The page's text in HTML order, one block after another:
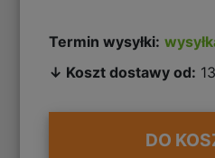
Termin wysyłki:
↓ Koszt dostawy od:
DO